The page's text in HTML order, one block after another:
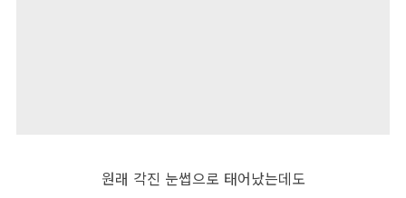
원래 각진 눈썹으로 태어났는데도